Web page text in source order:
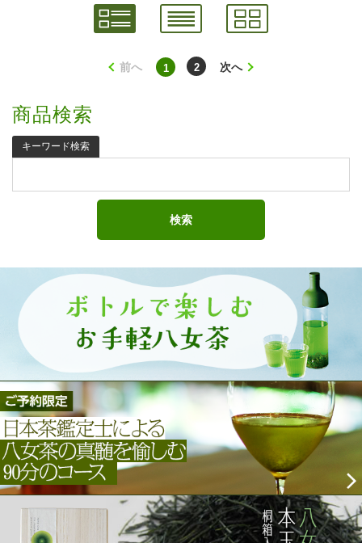
前へ 1 2 次へ
商品検索
キーワード検索